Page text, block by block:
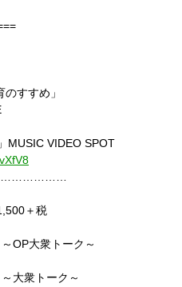
のすすめ」
MUSIC VIDEO SPOT
＋税
OP大衆トーク～
大衆トーク～